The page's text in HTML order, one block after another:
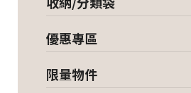
優惠專區
限量物件